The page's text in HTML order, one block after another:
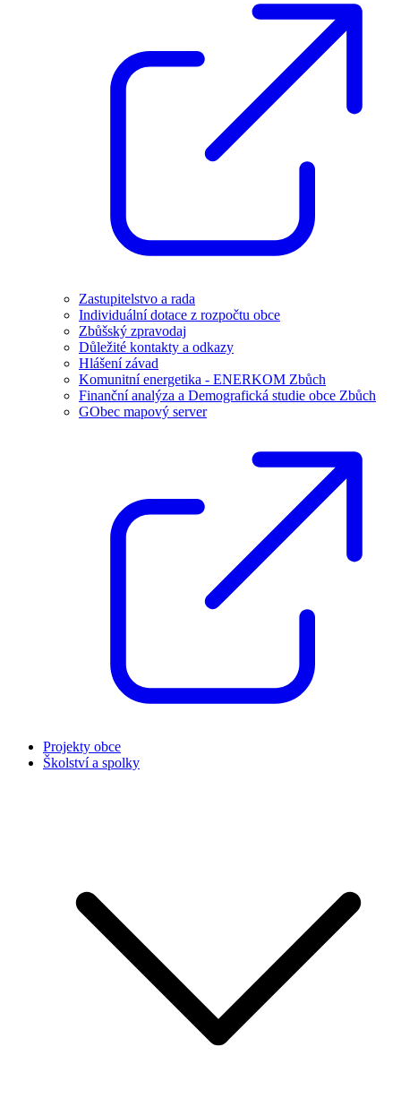
Zastupitelstvo a rada
Individuální dotace z rozpočtu obce
Zbůšský zpravodaj
Důležité kontakty a odkazy
Hlášení závad
Komunitní energetika - ENERKOM Zbůch
Finanční analýza a Demografická studie obce Zbůch
GObec mapový server
Projekty obce
Školství a spolky